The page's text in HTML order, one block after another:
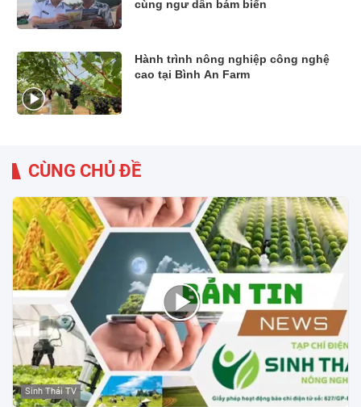
cùng ngư dân bám biển
Hành trình nông nghiệp công nghệ
cao tại Bình An Farm
CÙNG CHỦ ĐỀ
Sinh Thái TV